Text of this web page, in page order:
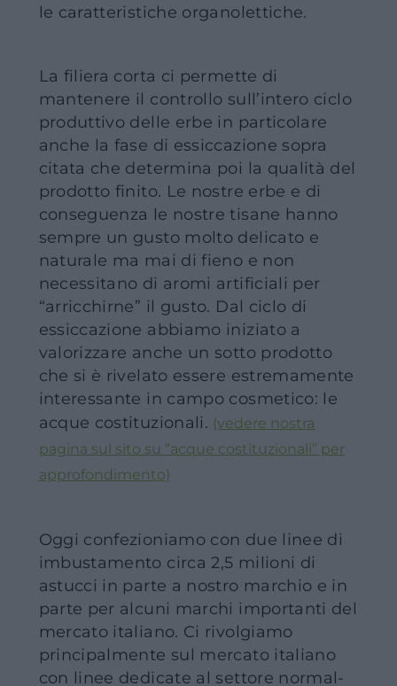
le caratteristiche organolettiche.
La filiera corta ci permette di
mantenere il controllo sull’intero ciclo
produttivo delle erbe in particolare
anche la fase di essiccazione sopra
citata che determina poi la qualità del
prodotto finito. Le nostre erbe e di
conseguenza le nostre tisane hanno
sempre un gusto molto delicato e
naturale ma mai di fieno e non
necessitano di aromi artificiali per
“arricchirne” il gusto. Dal ciclo di
essiccazione abbiamo iniziato a
valorizzare anche un sotto prodotto
che si è rivelato essere estremamente
interessante in campo cosmetico: le
acque costituzionali. (vedere nostra
pagina sul sito su “acque costituzionali” per
approfondimento)
Oggi confezioniamo con due linee di
imbustamento circa 2,5 milioni di
astucci in parte a nostro marchio e in
parte per alcuni marchi importanti del
mercato italiano. Ci rivolgiamo
principalmente sul mercato italiano
con linee dedicate al settore normal-